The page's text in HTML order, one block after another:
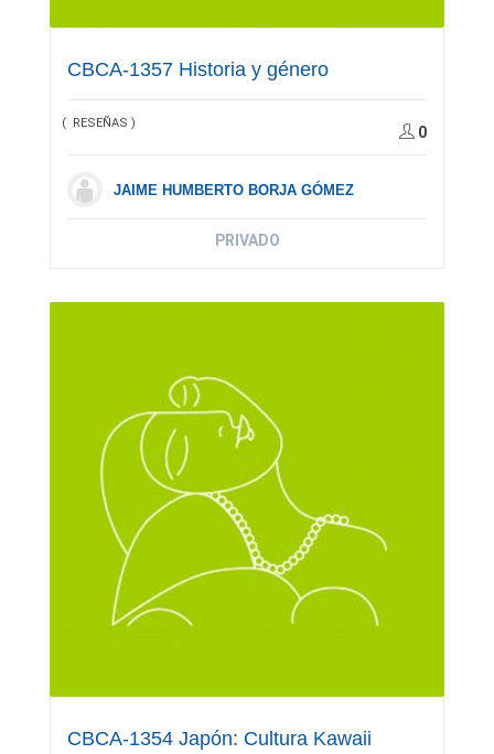
CBCA-1357 Historia y género
( RESEÑAS )
0
JAIME HUMBERTO BORJA GÓMEZ
PRIVADO
CBCA-1354 Japón: Cultura Kawaii